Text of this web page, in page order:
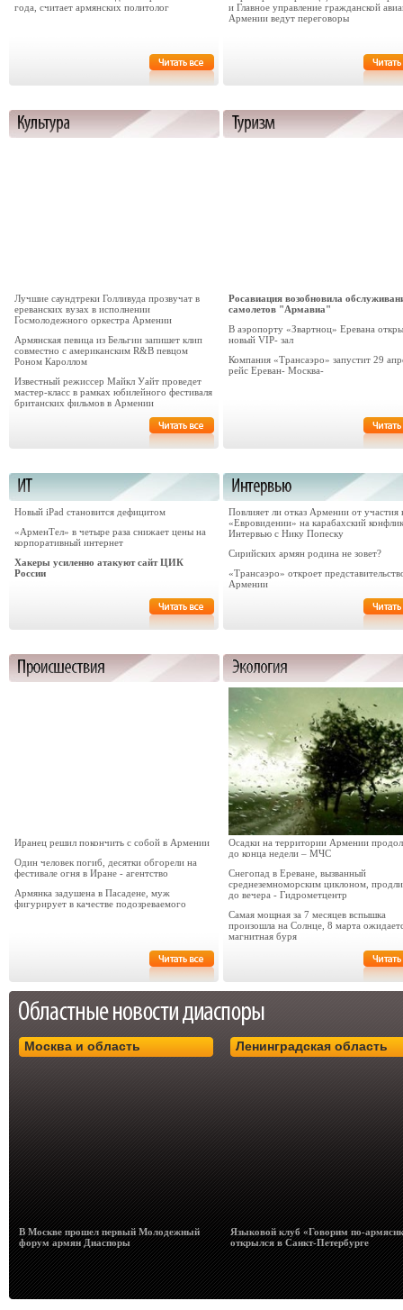
года, считает армянских политолог
и Главное управление гражданской
Армении ведут переговоры
Лучшие саундтреки Голливуда прозвучат в
ереванских вузах в исполнении
Госмолодежного оркестра Армении
Армянская певица из Бельгии запишет клип
совместно с американским R&B певцом
Роном Кароллом
Известный режиссер Майкл Уайт проведет
мастер-класс в рамках юбилейного фестиваля
британских фильмов в Армении
Росавиация возобновила
самолетов "Армавиа"
В аэропорту «Звартноц» Еревана
новый VIP- зал
Компания «Трансаэро» запустит 29
рейс Ереван- Москва-
Новый iPad становится дефицитом
«АрменТел» в четыре раза снижает цены на
корпоративный интернет
Хакеры усиленно атакуют сайт ЦИК
России
Повлияет ли отказ Армении от участия
«Евровидении» на карабахский
Интервью с Нику Попеску
Сирийских армян родина не зовет?
«Трансаэро» откроет
Армении
Иранец решил покончить с собой в Армении
Один человек погиб, десятки обгорели на
фестивале огня в Иране - агентство
Армянка задушена в Пасадене, муж
фигурирует в качестве подозреваемого
Осадки на территории Армении
до конца недели – МЧС
Снегопад в Ереване, вызванный
среднеземноморским циклоном,
до вечера - Гидрометцентр
Самая мощная за 7 месяцев вспышка
произошла на Солнце, 8 марта
магнитная буря
Москва и область
В Москве прошел первый Молодежный
форум армян Диаспоры
Ленинградская область
Языковой клуб «Говорим по-
открылся в Санкт-Петербурге